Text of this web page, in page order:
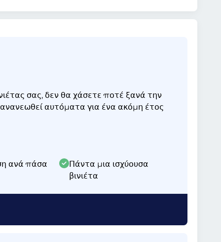
σας, δεν θα χάσετε ποτέ ξανά την
αυτόματα για ένα ακόμη έτος
ανά πάσα
Πάντα μια ισχύουσα
βινιέτα